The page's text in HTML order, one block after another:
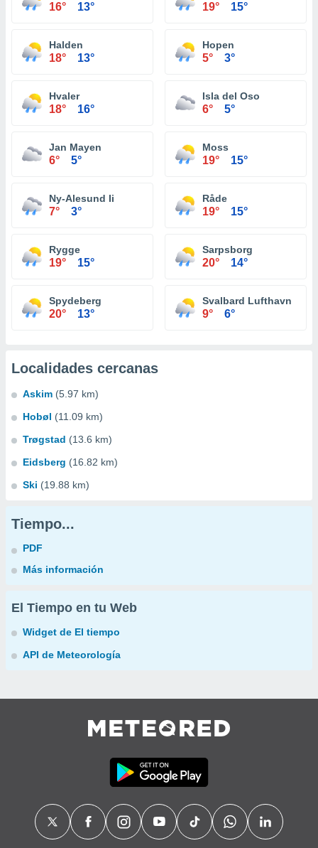
16° 13° 19° 15°
Halden
18° 13°
Hopen
5° 3°
Hvaler
18° 16°
Isla del Oso
6° 5°
Jan Mayen
6° 5°
Moss
19° 15°
Ny-Alesund Ii
7° 3°
Råde
19° 15°
Rygge
19° 15°
Sarpsborg
20° 14°
Spydeberg
20° 13°
Svalbard Lufthavn
9° 6°
Localidades cercanas
Askim (5.97 km)
Hobøl (11.09 km)
Trøgstad (13.6 km)
Eidsberg (16.82 km)
Ski (19.88 km)
Tiempo...
PDF
Más información
El Tiempo en tu Web
Widget de El tiempo
API de Meteorología